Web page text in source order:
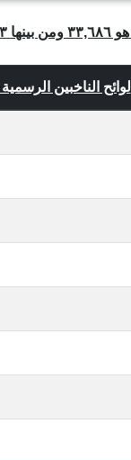
لوائح الناخبين الرسمية